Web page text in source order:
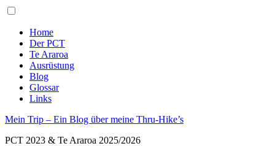
Home
Der PCT
Te Araroa
Ausrüstung
Blog
Glossar
Links
Mein Trip – Ein Blog über meine Thru-Hike’s
PCT 2023 & Te Araroa 2025/2026